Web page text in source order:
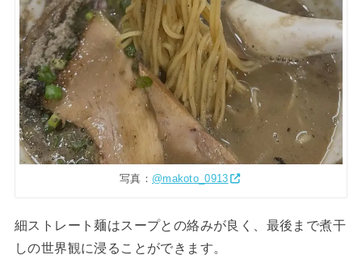
写真： @makoto_0913
細ストレート麺はスープとの絡みが良く、最後まで煮干
しの世界観に浸ることができます。